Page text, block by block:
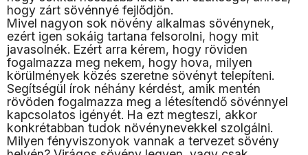
hogy zárt sövénnyé fejlődjön.
Mivel nagyon sok növény alkalmas sövénynek,
ezért igen sokáig tartana felsorolni, hogy mit
javasolnék. Ezért arra kérem, hogy röviden
fogalmazza meg nekem, hogy hova, milyen
körülmények közés szeretne sövényt telepíteni.
Segítségül írok néhány kérdést, amik mentén
rövöden fogalmazza meg a létesítendő sövénnyel
kapcsolatos igényét. Ha ezt megteszi, akkor
konkrétabban tudok növénynevekkel szolgálni.
Milyen fényviszonyok vannak a tervezet sövény